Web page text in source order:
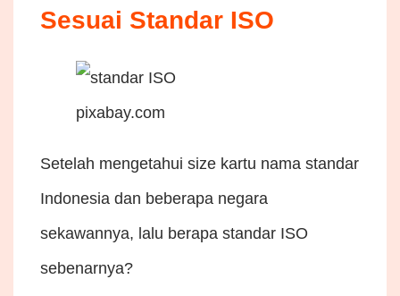
Sesuai Standar ISO
pixabay.com
Setelah mengetahui size kartu nama standar
Indonesia dan beberapa negara
sekawannya, lalu berapa standar ISO
sebenarnya?